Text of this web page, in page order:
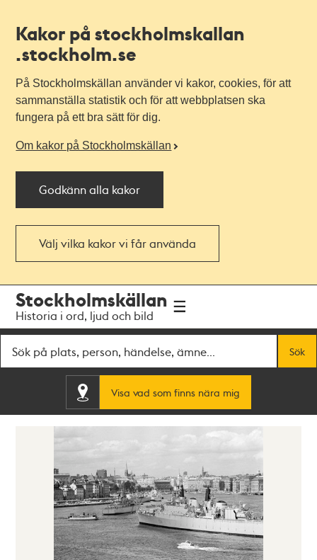
Kakor på stockholmskallan
.stockholm.se
På Stockholmskällan använder vi kakor, cookies, för att
sammanställa statistik och för att webbplatsen ska
fungera på ett bra sätt för dig.
Om kakor på Stockholmskällan
Godkänn alla kakor
Välj vilka kakor vi får använda
navigationen
huvudinnehållet
Stockholmskällan
Historia i ord, ljud och bild
Sök
Visa vad som finns nära mig